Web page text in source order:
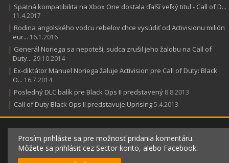
| Spätná kompatibilita na Xbox One dostala ďalší veľký titul - Call of D...
11.4.2017
| Rodina angolského vodcu rebelov chce vysúdiť od Activisionu milión
eur... 16.1.2016
| Generál Noriega sa nepoteší, sudca zrušil jeho žalobu na Call of
Duty... 29.10.2014
| Ex-diktátor Manuel Noriega žaluje Activision pre Call of Duty: Black
O... 16.7.2014
| Posledný DLC balík pre Black Ops II predstavený 8.8.2013
| Call of Duty Black Ops II predstavuje Uprising5.4.2013
Prosím prihláste sa pre možnosť pridania komentáru.
Môžete sa prihlásiť cez Sector konto, alebo Facebook.